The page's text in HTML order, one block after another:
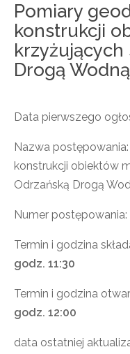
Pomiary
konstrukcji
krzyżujących
Drogą Wodną
Data pierwszego
Nazwa
konstrukcji obiektów
Odrzańską Drogą
Numer
Termin i godzina
godz. 11:30
Termin i godzina
godz. 12:00
data ostatniej